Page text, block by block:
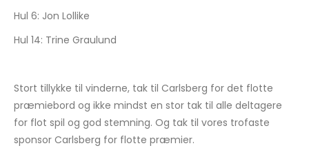
Hul 6: Jon Lollike
Hul 14: Trine Graulund
Stort tillykke til vinderne, tak til Carlsberg for det flotte
præmiebord og ikke mindst en stor tak til alle deltagere
for flot spil og god stemning. Og tak til vores trofaste
sponsor Carlsberg for flotte præmier.